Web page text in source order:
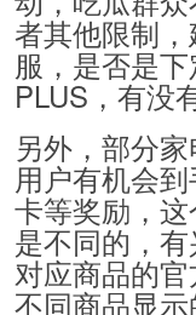
者其他限制
服，是否是
PLUS，有没
另外，部分
用户有机会
卡等奖励，
是不同的，
对应商品的官
不同商品显